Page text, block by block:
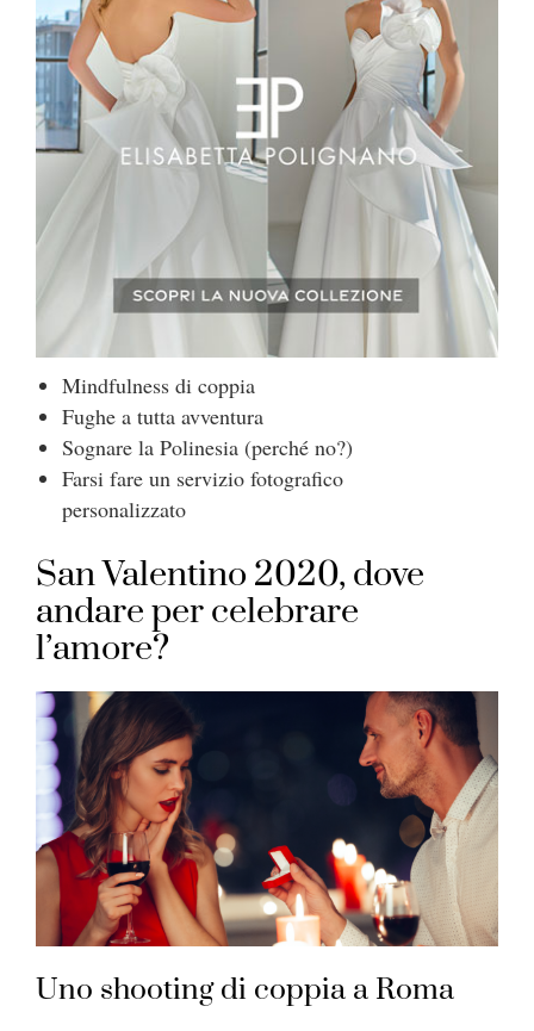
Mindfulness di coppia
Fughe a tutta avventura
Sognare la Polinesia (perché no?)
Farsi fare un servizio fotografico
personalizzato
San Valentino 2020, dove
andare per celebrare
l’amore?
Uno shooting di coppia a Roma